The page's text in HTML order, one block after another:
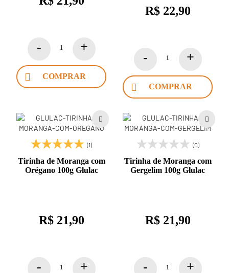
COMPRAR
R$ 22,90
COMPRAR
(1)
Tirinha de Moranga com
Orégano 100g Glulac
R$ 21,90
(0)
Tirinha de Moranga com
Gergelim 100g Glulac
R$ 21,90